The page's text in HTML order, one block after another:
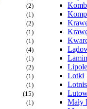
(2)
(1)
(2)
(1)
(1)
(4)
(1)
(2)
(1)
(1)
(15)
(1)
Lipole
Lotki
Mały